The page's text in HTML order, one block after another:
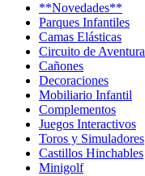
**Novedades**
Parques Infantiles
Camas Elásticas
Circuito de Aventura
Cañones
Decoraciones
Mobiliario Infantil
Complementos
Juegos Interactivos
Toros y Simuladores
Castillos Hinchables
Minigolf